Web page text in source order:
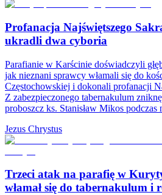
Profanacja Najświętszego
ukradli dwa cyboria
Parafianie w Karścinie doświadczyli
jak nieznani sprawcy włamali się do
Częstochowskiej i dokonali profanacji
Z zabezpieczonego tabernakulum
proboszcz ks. Stanisław Mikos
Jezus Chrystus
Trzeci atak na parafię w
włamał się do tabernakulum i